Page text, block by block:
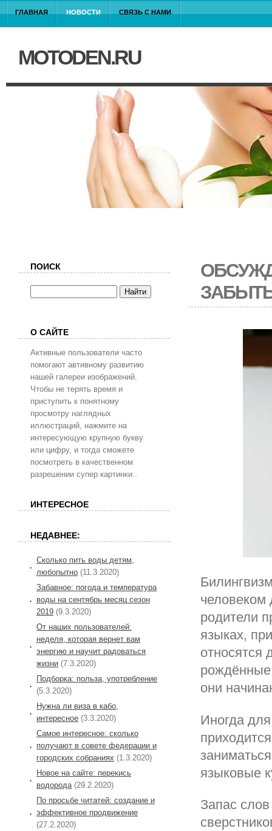
ГЛАВНАЯ НОВОСТИ СВЯЗЬ С НАМИ
MOTODEN.RU
человеком
родители
языках,
относятся
они
Иногда
языковые
Запас
ПОИСК
О САЙТЕ
Активные пользователи часто
помогают автивному развитию
нашей галереи изображений.
Чтобы не терять время и
приступить к понятному
просмотру наглядных
иллюстраций, нажмите на
интересующую крупную букву
или цифру, и тогда сможете
посмотреть в качественном
разрешении супер картинки..
ИНТЕРЕСНОЕ
НЕДАВНЕЕ:
Сколько пить воды детям,
любопытно (11.3.2020)
Забавное: погода и температура
воды на сентябрь месяц сезон
2019 (9.3.2020)
От наших пользователей:
неделя, которая вернет вам
энергию и научит радоваться
жизни (7.3.2020)
Подборка: польза, употребление
(5.3.2020)
Нужна ли виза в кабо,
интересное (3.3.2020)
Самое интересное: сколько
получают в совете федерации и
городских собраниях (1.3.2020)
Новое на сайте: перекись
водорода (29.2.2020)
По просьбе читатей: создание и
эффективное продвижение
(27.2.2020)